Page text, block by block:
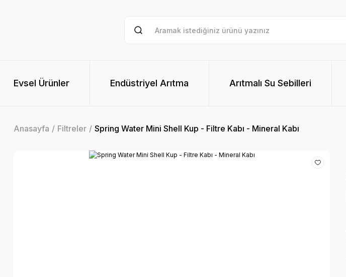
Evsel Ürünler Endüstriyel Arıtma Arıtmalı Su Sebilleri
Anasayfa Filtreler Spring Water Mini Shell Kup - Filtre Kabı - Mineral Kabı